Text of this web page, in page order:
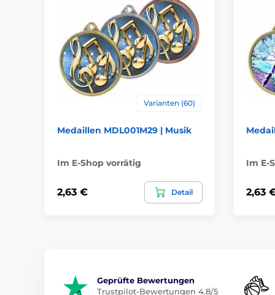
Varianten (60)
Medaillen MDL001M29 | Musik
Im E-Shop vorrätig
2,63 € Detail
Im E-
2,63
Geprüfte Bewertungen
Trustpilot-Bewertungen 4.8/5